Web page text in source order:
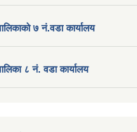
७ नं.वडा कार्यालय
८ नं. वडा कार्यालय